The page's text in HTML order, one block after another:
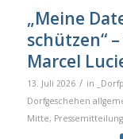
„Meine
schützen“
Marcel
13. Juli 2026 / in
Dorfgeschehen
Mitte, Pressemitteilung